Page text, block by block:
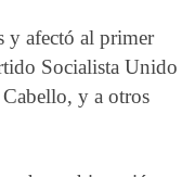
y afectó al primer
Socialista Unido
y a otros